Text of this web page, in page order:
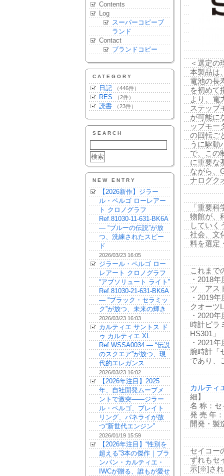
＜選定の
本製品は
電池の長
を初めて
より、電
ステップ
が可能に
ップモー
の回転ご
うに駆動
で、この
に重要な
ながら、
ナログク
「重要
物館が、
していく
社会、文
料を選定
これまで
・2018
ツ アス
・2019
クオーツ
・2020
時計ピラ
HS301」
・2021
腕時計「
であり、
カルティ
細】
名 称：セ
発 売 年
開発・製
セイコー
ずれもセ
示[※]さ
Contents
Log
スーパーコピーブ
ランド
Contact
ブランドコピー
CATEGORY
日記 （446件）
RES （2件）
読書 （23件）
SEARCH
NEW ENTRY
【2026新作】ジラー
ル・ペルゴ ローレアー
ト クロノグラフ
Ref.81030-11-631-BK6A
— “ブルーの伝説”が放
つ、洗練されたスピー
ド
2026/03/23 16:05
ジラール・ペルゴ ロー
レアート クロノグラフ
“アブソリュート ライト”
Ref.81030-21-631-BK6A
— “ブラック・セラミッ
ク”が放つ、未来の輝き
2026/03/23 16:03
カルティエ サントス ド
ゥ カルティエ XL
Ref.WSSA0034 — “伝説
のスクエア”が放つ、現
代的エレガンス
2026/03/23 16:02
【2026年注目】2025
年、自社開発ムーブメ
ントで激突——ジラー
ル・ペルゴ、ブレイト
リング、パネライが放
つ“新世代エンジン”
2026/01/19 15:59
【2026年注目】“性別を
超える”3本の傑作｜ブラ
ンパン・カルティエ・
IWCが贈る、誰もが愛せ